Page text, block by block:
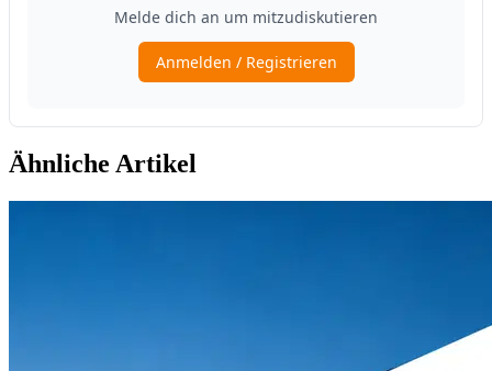
Ähnliche Artikel